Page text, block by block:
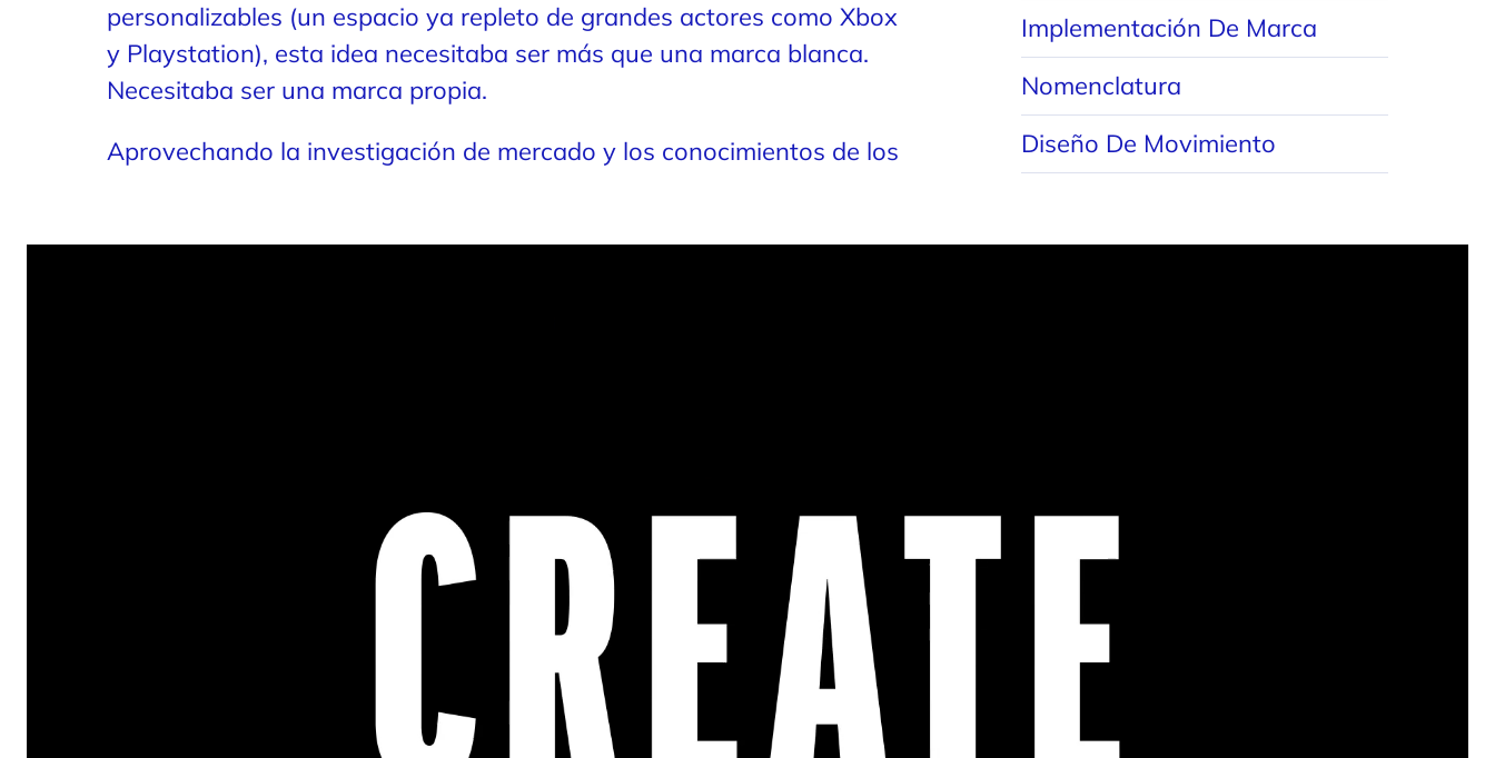
personalizables (un espacio ya repleto de grandes actores como Xbox
y Playstation), esta idea necesitaba ser más que una marca blanca.
Necesitaba ser una marca propia.
Aprovechando la investigación de mercado y los conocimientos de los
redescubrir su sentido del juego.
CANDY CON fue un éxito instantáneo, superando todas las métricas
de ventas, y se convirtió en el lanzamiento de controladores más
exitoso en la historia de GameStop, basado en unidades vendidas y
El lanzamiento de la marca generó un gran revuelo en línea. Más de
Implementación De Marca
Nomenclatura
Diseño De Movimiento